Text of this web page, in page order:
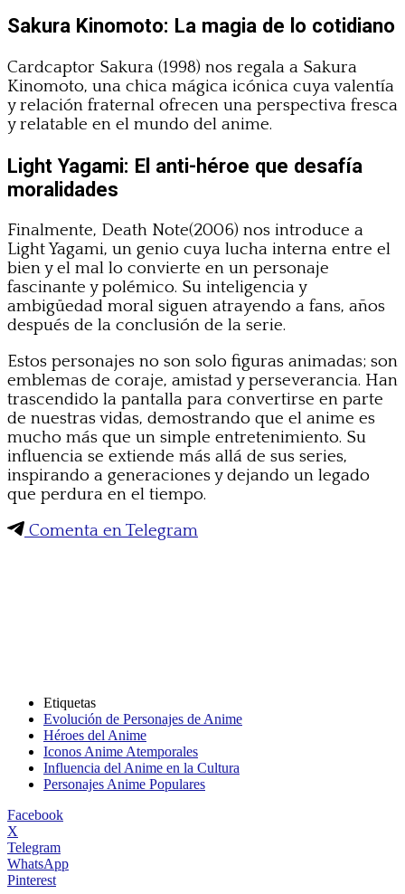
Sakura Kinomoto: La magia de lo cotidiano
Cardcaptor Sakura (1998) nos regala a Sakura
Kinomoto, una chica mágica icónica cuya valentía
y relación fraternal ofrecen una perspectiva fresca
y relatable en el mundo del anime.
Light Yagami: El anti-héroe que desafía
moralidades
Finalmente, Death Note(2006) nos introduce a
Light Yagami, un genio cuya lucha interna entre el
bien y el mal lo convierte en un personaje
fascinante y polémico. Su inteligencia y
ambigüedad moral siguen atrayendo a fans, años
después de la conclusión de la serie.
Estos personajes no son solo figuras animadas; son
emblemas de coraje, amistad y perseverancia. Han
trascendido la pantalla para convertirse en parte
de nuestras vidas, demostrando que el anime es
mucho más que un simple entretenimiento. Su
influencia se extiende más allá de sus series,
inspirando a generaciones y dejando un legado
que perdura en el tiempo.
Comenta en Telegram
Etiquetas
Evolución de Personajes de Anime
Héroes del Anime
Iconos Anime Atemporales
Influencia del Anime en la Cultura
Personajes Anime Populares
Facebook
X
Telegram
WhatsApp
Pinterest